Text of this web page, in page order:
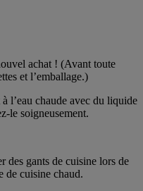
achat ! (Avant toute
et l’emballage.)
l’eau chaude avec du liquide
le soigneusement.
des gants de cuisine lors de
de cuisine chaud.